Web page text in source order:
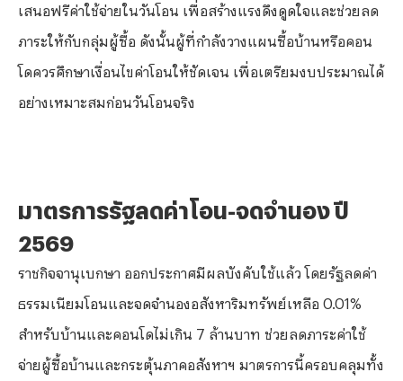
เสนอฟรีค่าใช้จ่ายในวันโอน เพื่อสร้างแรงดึงดูดใจและช่วยลด
ภาระให้กับกลุ่มผู้ซื้อ ดังนั้นผู้ที่กำลังวางแผนซื้อบ้านหรือคอน
โดควรศึกษาเงื่อนไขค่าโอนให้ชัดเจน เพื่อเตรียมงบประมาณได้
อย่างเหมาะสมก่อนวันโอนจริง
มาตรการรัฐลดค่าโอน-จดจำนอง ปี
2569
ราชกิจจานุเบกษา ออกประกาศมีผลบังคับใช้แล้ว โดยรัฐลดค่า
ธรรมเนียมโอนและจดจำนองอสังหาริมทรัพย์เหลือ 0.01%
สำหรับบ้านและคอนโดไม่เกิน 7 ล้านบาท ช่วยลดภาระค่าใช้
จ่ายผู้ซื้อบ้านและกระตุ้นภาคอสังหาฯ มาตรการนี้ครอบคลุมทั้ง